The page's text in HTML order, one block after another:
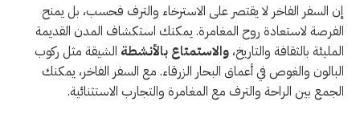
إن السفر الفاخر لا يقتصر على الاسترخاء والترف فحسب، بل يمنح
الفرصة لاستعادة روح المغامرة. يمكنك استكشاف المدن القديمة
المليئة بالثقافة والتاريخ، والاستمتاع بالأنشطة الشيقة مثل ركوب
البالون والغوص في أعماق البحار الزرقاء. مع السفر الفاخر، يمكنك
الجمع بين الراحة والترف مع المغامرة والتجارب الاستثنائية.